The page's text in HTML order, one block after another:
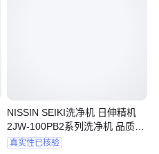
NISSIN SEIKI洗净机 日伸精机
2JW-100PB2系列洗净机 品质可
靠
真实性已核验